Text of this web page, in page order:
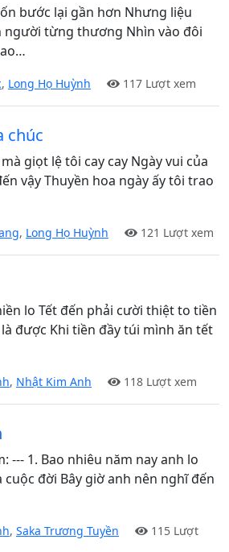
bước lại gần hơn Nhưng liệu
người từng thương Nhìn vào đôi
, Long Họ Huỳnh 117 Lượt xem
chúc
giọt lệ tôi cay cay Ngày vui của
vậy Thuyền hoa ngày ấy tôi trao
, Long Họ Huỳnh 121 Lượt xem
lo Tết đến phải cười thiệt to tiền
được Khi tiền đầy túi mình ăn tết
, Nhật Kim Anh 118 Lượt xem
--- 1. Bao nhiêu năm nay anh lo
đời Bây giờ anh nên nghĩ đến
, Saka Trương Tuyền
115 Lượt